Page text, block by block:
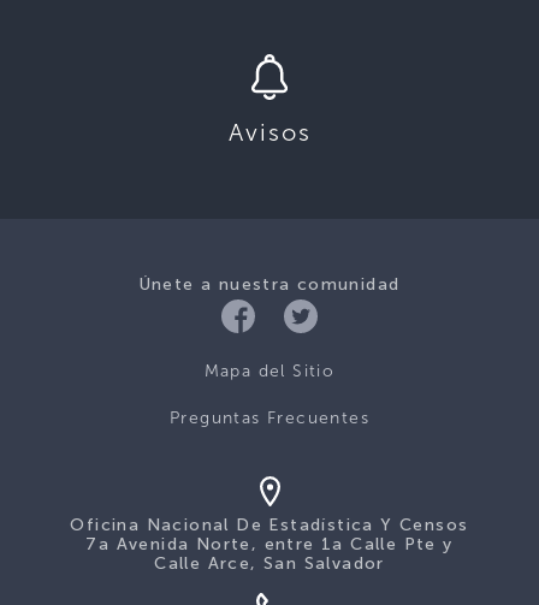
Avisos
Únete a nuestra comunidad
Mapa del Sitio
Preguntas Frecuentes
Oficina Nacional De Estadística Y Censos
7a Avenida Norte, entre 1a Calle Pte y
Calle Arce, San Salvador